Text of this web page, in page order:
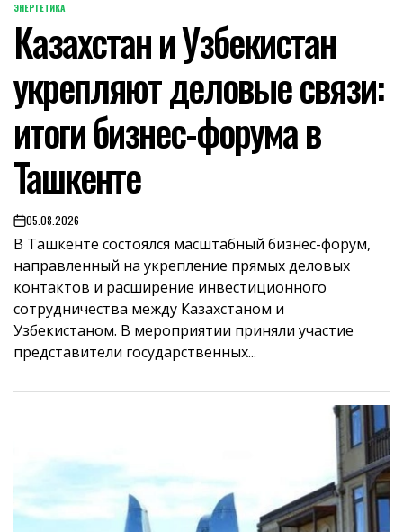
POSTED
IN
ЭНЕРГЕТИКА
Казахстан и Узбекистан
укрепляют деловые связи:
итоги бизнес-форума в
Ташкенте
on05.08.2026
В Ташкенте состоялся масштабный бизнес-форум,
направленный на укрепление прямых деловых
контактов и расширение инвестиционного
сотрудничества между Казахстаном и
Узбекистаном. В мероприятии приняли участие
представители государственных...